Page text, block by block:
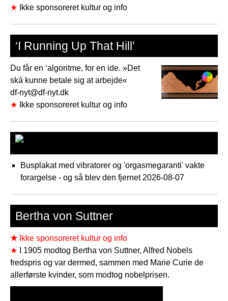
★ Ikke sponsoreret kultur og info
‘I Running Up That Hill’
Du får en ‘algoritme, for en ide. »Det
ská kunne betale sig at arbejde«
df-nyt@df-nyt.dk
★
Ikke sponsoreret kultur og info
Busplakat med vibratorer og 'orgasmegaranti' vakte
forargelse - og så blev den fjernet 2026-08-07
Bertha von Suttner
★ Ikke sponsoreret kultur og info
★
I 1905 modtog Bertha von Suttner, Alfred Nobels
fredspris og var dermed, sammen med Marie Curie de
allerførste kvinder, som modtog nobelprisen.